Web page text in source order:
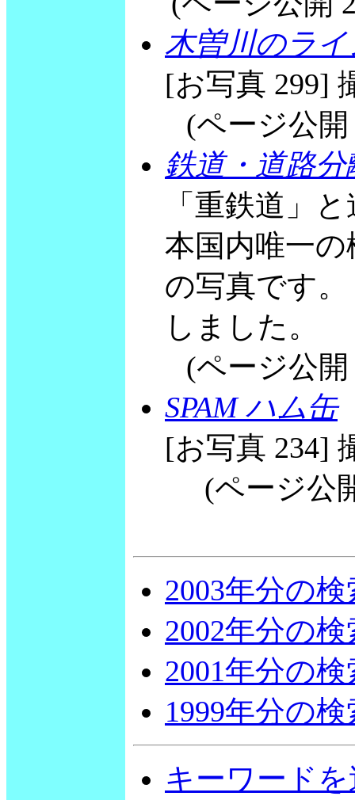
木曽川のラ
[お写真 299]
(ページ公開
鉄道・道路
「重鉄道」
本国内唯一
の写真です
しました。
(ページ公開
SPAM ハム缶
[お写真 234]
(ページ公
2003年分の
2002年分の
2001年分の
1999年分の
キーワード